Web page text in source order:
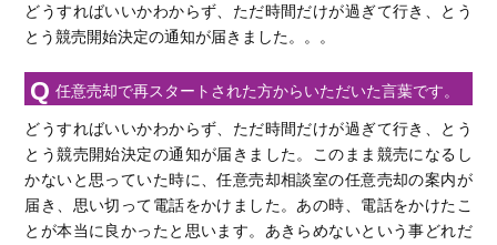
どうすればいいかわからず、ただ時間だけが過ぎて行き、とう
とう競売開始決定の通知が届きました。。。
任意売却で再スタートされた方からいただいた言葉です。
どうすればいいかわからず、ただ時間だけが過ぎて行き、とう
とう競売開始決定の通知が届きました。このまま競売になるし
かないと思っていた時に、任意売却相談室の任意売却の案内が
届き、思い切って電話をかけました。あの時、電話をかけたこ
とが本当に良かったと思います。あきらめないという事どれだ